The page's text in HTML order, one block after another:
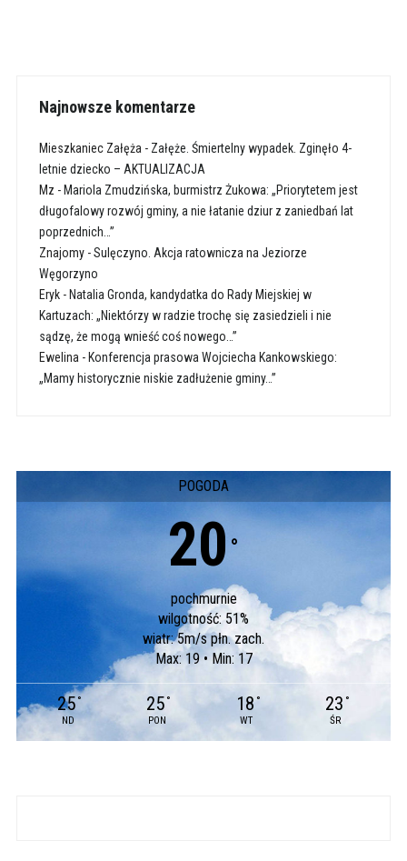
Najnowsze komentarze
Mieszkaniec Załęża- Załęże. Śmiertelny wypadek. Zginęło 4-
letnie dziecko – AKTUALIZACJA
Mz - Mariola Zmudzińska, burmistrz Żukowa: „Priorytetem jest
długofalowy rozwój gminy, a nie łatanie dziur z zaniedbań lat
poprzednich…”
Znajomy-Sulęczyno. Akcja ratownicza na Jeziorze
Węgorzyno
Eryk- Natalia Gronda, kandydatka do Rady Miejskiej w
Kartuzach: „Niektórzy w radzie trochę się zasiedzieli i nie
sądzę, że mogą wnieść coś nowego…”
Ewelina- Konferencja prasowa Wojciecha Kankowskiego:
„Mamy historycznie niskie zadłużenie gminy…”
POGODA
20 °
pochmurnie
wilgotność: 51%
wiatr: 5m/s płn. zach.
Max: 19 • Min: 17
25 °
ND
25 °
PON
18 °
WT
23 °
ŚR